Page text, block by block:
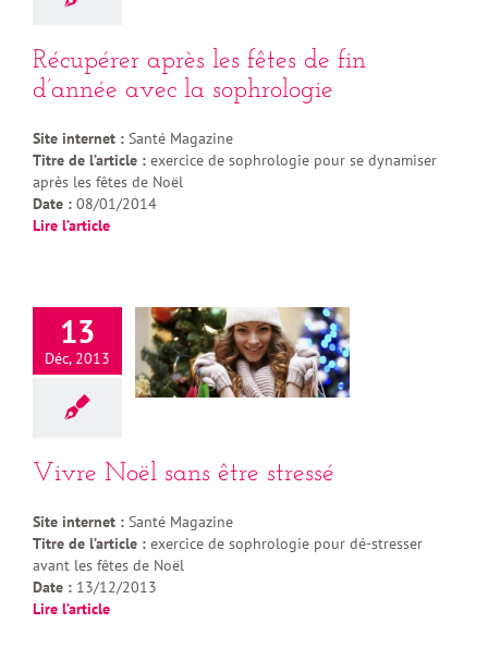
Récupérer après les fêtes de fin
d’année avec la sophrologie
Site internet : Santé Magazine
Titre de l’article : exercice de sophrologie pour se dynamiser
après les fêtes de Noël
Date : 08/01/2014
Lire l’article
13
Déc, 2013
Vivre Noël sans être stressé
Site internet : Santé Magazine
Titre de l’article : exercice de sophrologie pour dé-stresser
avant les fêtes de Noël
Date : 13/12/2013
Lire l’article